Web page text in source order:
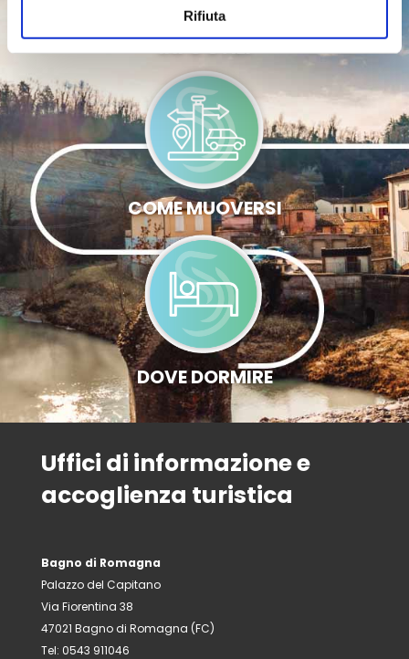
Rifiuta
INFO UTILI
COME MUOVERSI
DOVE DORMIRE
Uffici di informazione e
accoglienza turistica
Bagno di Romagna
Palazzo del Capitano
Via Fiorentina 38
47021 Bagno di Romagna (FC)
Tel: 0543 911046